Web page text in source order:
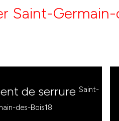
Saint-
de serrureSaint-
des-Bois18